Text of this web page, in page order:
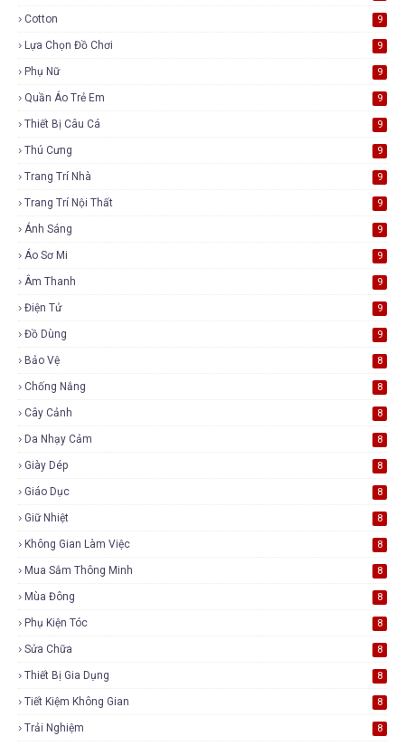
Cotton 9
Lựa Chọn Đồ Chơi 9
Phụ Nữ 9
Quần Áo Trẻ Em 9
Thiết Bị Câu Cá 9
Thú Cưng 9
Trang Trí Nhà 9
Trang Trí Nội Thất 9
Ánh Sáng 9
Áo Sơ Mi 9
Âm Thanh 9
Điện Tử 9
Đồ Dùng 9
Bảo Vệ 8
Chống Nắng 8
Cây Cảnh 8
Da Nhạy Cảm 8
Giày Dép 8
Giáo Dục 8
Giữ Nhiệt 8
Không Gian Làm Việc 8
Mua Sắm Thông Minh 8
Mùa Đông 8
Phụ Kiện Tóc 8
Sửa Chữa 8
Thiết Bị Gia Dụng 8
Tiết Kiệm Không Gian 8
Trải Nghiệm 8